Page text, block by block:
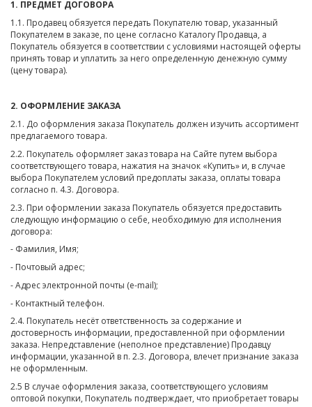
1. ПРЕДМЕТ ДОГОВОРА
1.1. Продавец обязуется передать Покупателю товар, указанный
Покупателем в заказе, по цене согласно Каталогу Продавца, а
Покупатель обязуется в соответствии с условиями настоящей оферты
принять товар и уплатить за него определенную денежную сумму
(цену товара).
2. ОФОРМЛЕНИЕ ЗАКАЗА
2.1. До оформления заказа Покупатель должен изучить ассортимент
предлагаемого товара.
2.2. Покупатель оформляет заказ товара на Сайте путем выбора
соответствующего товара, нажатия на значок «Купить» и, в случае
выбора Покупателем условий предоплаты заказа, оплаты товара
согласно п. 4.3. Договора.
2.3. При оформлении заказа Покупатель обязуется предоставить
следующую информацию о себе, необходимую для исполнения
договора:
- Фамилия, Имя;
- Почтовый адрес;
- Адрес электронной почты (e-mail);
- Контактный телефон.
2.4. Покупатель несёт ответственность за содержание и
достоверность информации, предоставленной при оформлении
заказа. Непредставление (неполное представление) Продавцу
информации, указанной в п. 2.3. Договора, влечет признание заказа
не оформленным.
2.5 В случае оформления заказа, соответствующего условиям
оптовой покупки, Покупатель подтверждает, что приобретает товары